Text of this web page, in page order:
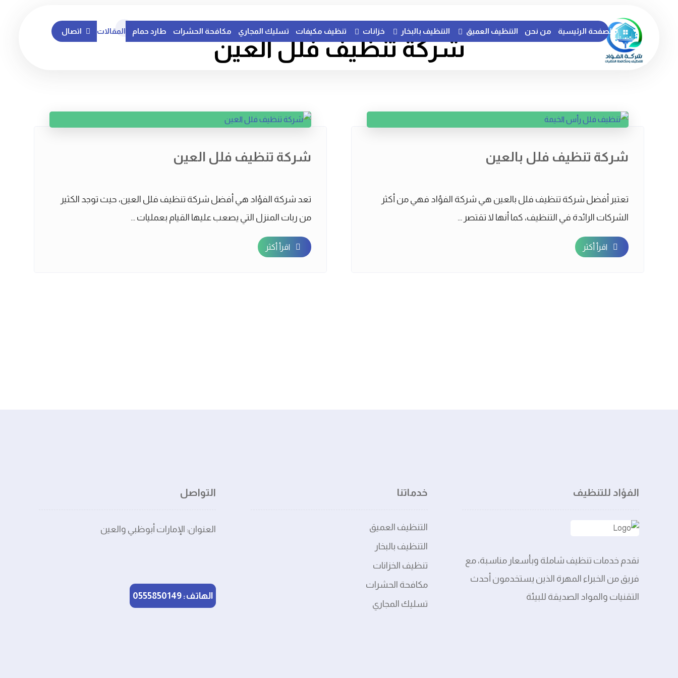
الصفحة الرئيسية من نحن التنظيف العميق التنظيف بالبخار خزانات تنظيف مكيفات تسليك المجاري مكافحة الحشرات طارد حمام المقالات اتصال
شركة تنظيف فلل العين
شركة تنظيف فلل بالعين
تعتبر أفضل شركة تنظيف فلل بالعين هي شركة الفؤاد فهي من أكثر
الشركات الرائدة في التنظيف، كما أنها لا تقتصر ...
اقرأ أكثر
شركة تنظيف فلل العين
تعد شركة الفؤاد هي أفضل شركة تنظيف فلل العين، حيث توجد الكثير
من ربات المنزل التي يصعب عليها القيام بعمليات ...
اقرأ أكثر
الفؤاد للتنظيف
نقدم خدمات تنظيف شاملة وبأسعار مناسبة، مع
فريق من الخبراء المهرة الذين يستخدمون أحدث
التقنيات والمواد الصديقة للبيئة
خدماتنا
التنظيف العميق
التنظيف بالبخار
تنظيف الخزانات
مكافحة الحشرات
تسليك المجاري
التواصل
العنوان: الإمارات أبوظبي والعين
الهاتف: 0555850149